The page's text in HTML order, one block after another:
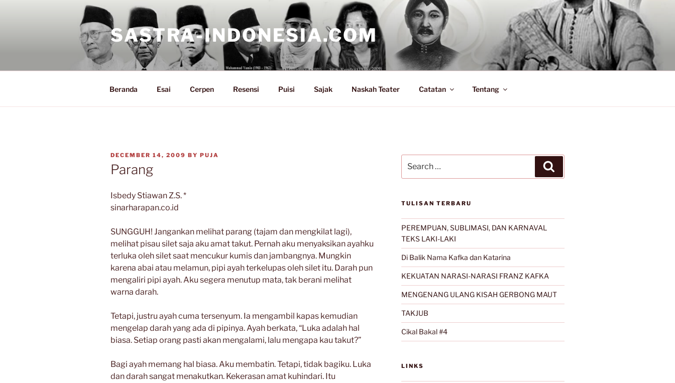
SASTRA-INDONESIA.COM
Beranda Esai Cerpen Resensi Puisi Sajak Naskah Teater Catatan Tentang
POSTED
ON
DECEMBER 14, 2009 BY PUJA
Parang
Isbedy Stiawan Z.S. *
sinarharapan.co.id
SUNGGUH! Jangankan melihat parang (tajam dan mengkilat lagi),
melihat pisau silet saja aku amat takut. Pernah aku menyaksikan ayahku
terluka oleh silet saat mencukur kumis dan jambangnya. Mungkin
karena abai atau melamun, pipi ayah terkelupas oleh silet itu. Darah pun
mengaliri pipi ayah. Aku segera menutup mata, tak berani melihat
warna darah.
Tetapi, justru ayah cuma tersenyum. Ia mengambil kapas kemudian
mengelap darah yang ada di pipinya. Ayah berkata, “Luka adalah hal
biasa. Setiap orang pasti akan mengalami, lalu mengapa kau takut?”
Bagi ayah memang hal biasa. Aku membatin. Tetapi, tidak bagiku. Luka
dan darah sangat menakutkan. Kekerasan amat kuhindari. Itu
for:
TULISAN TERBARU
PEREMPUAN, SUBLIMASI, DAN KARNAVAL
TEKS LAKI-LAKI
Di Balik Nama Kafka dan Katarina
KEKUATAN NARASI-NARASI FRANZ KAFKA
MENGENANG ULANG KISAH GERBONG MAUT
TAKJUB
Cikal Bakal #4
LINKS